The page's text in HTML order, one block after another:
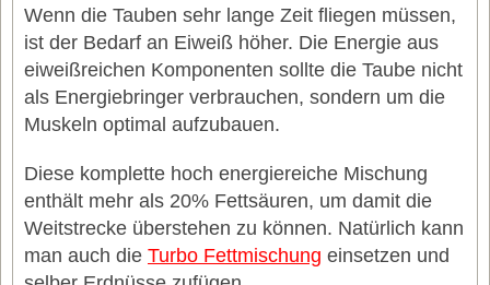
Wenn die Tauben sehr lange Zeit fliegen müssen,
ist der Bedarf an Eiweiß höher. Die Energie aus
eiweißreichen Komponenten sollte die Taube nicht
als Energiebringer verbrauchen, sondern um die
Muskeln optimal aufzubauen.
Diese komplette hoch energiereiche Mischung
enthält mehr als 20% Fettsäuren, um damit die
Weitstrecke überstehen zu können. Natürlich kann
man auch die Turbo Fettmischung einsetzen und